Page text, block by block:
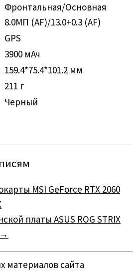
Фронтальная/Основная
8.0МП (AF)/13.0+0.3 (AF)
GPS
3900 мАч
159.4*75.4*101.2 мм
211 г
Черный
MSI GeForce RTX 2060
платы ASUS ROG STRIX
→
материалов сайта